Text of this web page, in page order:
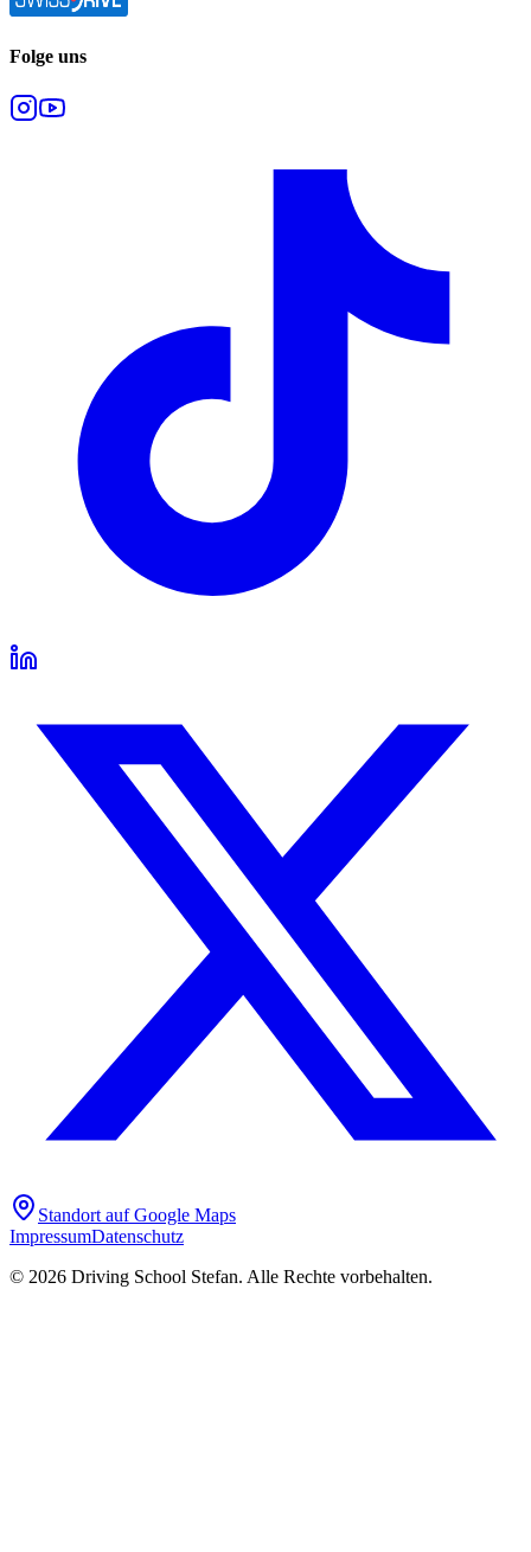
Folge uns
Standort auf Google Maps
ImpressumDatenschutz
© 2026 Driving School Stefan. Alle Rechte vorbehalten.